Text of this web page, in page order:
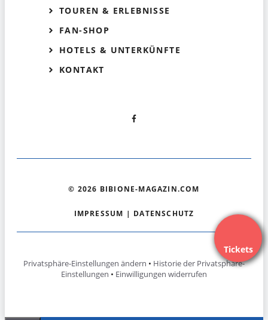
Tickets
TOUREN & ERLEBNISSE
FAN-SHOP
HOTELS & UNTERKÜNFTE
KONTAKT
© 2026 BIBIONE-MAGAZIN.COM
IMPRESSUM | DATENSCHUTZ
Privatsphäre-Einstellungen ändern • Historie der Privatsphäre-
Einstellungen • Einwilligungen widerrufen